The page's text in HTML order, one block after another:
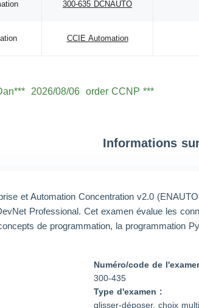
300-635 DCNAUTO
CCIE Automation
2026/08/06 order CCNP ***
order CCNP ***
2026/08/06 order CCNP ***
2026/08/06 order CCNP ***
Informations
et Automation Concentration v2.0
Professional. Cet examen évalue les
de programmation, la programmation
Numéro/code de
300-435
Type d'examen :
glisser-déposer, choix